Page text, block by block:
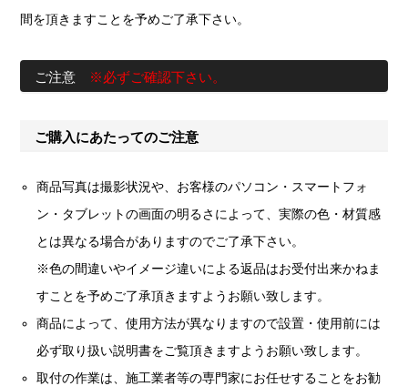
間を頂きますことを予めご了承下さい。
ご注意 ※必ずご確認下さい。
ご購入にあたってのご注意
商品写真は撮影状況や、お客様のパソコン・スマートフォ
ン・タブレットの画面の明るさによって、実際の色・材質感
とは異なる場合がありますのでご了承下さい。
※色の間違いやイメージ違いによる返品はお受付出来かねま
すことを予めご了承頂きますようお願い致します。
商品によって、使用方法が異なりますので設置・使用前には
必ず取り扱い説明書をご覧頂きますようお願い致します。
取付の作業は、施工業者等の専門家にお任せすることをお勧